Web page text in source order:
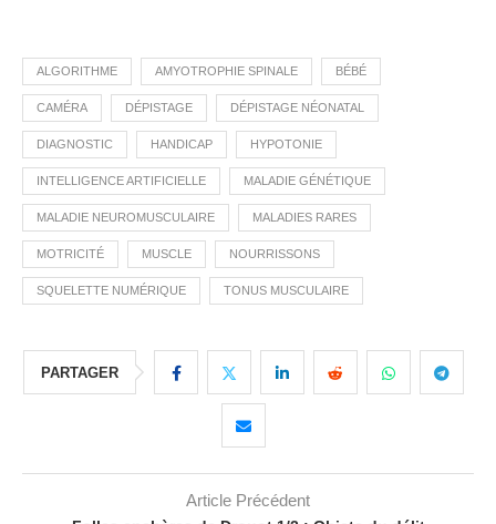
ALGORITHME AMYOTROPHIE SPINALE BÉBÉ
CAMÉRA DÉPISTAGE DÉPISTAGE NÉONATAL
DIAGNOSTIC HANDICAP HYPOTONIE
INTELLIGENCE ARTIFICIELLE MALADIE GÉNÉTIQUE
MALADIE NEUROMUSCULAIRE MALADIES RARES
MOTRICITÉ MUSCLE NOURRISSONS
SQUELETTE NUMÉRIQUE TONUS MUSCULAIRE
PARTAGER
Article Précédent